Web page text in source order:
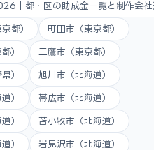
｜都・区の助成金一覧と制作会
都） 町田市（東京都）
） 三鷹市（東京都）
） 旭川市（北海道）
） 帯広市（北海道）
） 苫小牧市（北海道）
） 岩見沢市（北海道）